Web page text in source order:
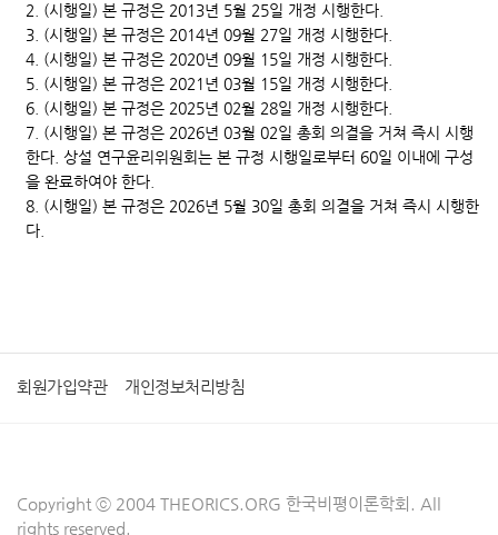
2. (시행일) 본 규정은 2013년 5월 25일 개정 시행한다.
3. (시행일) 본 규정은 2014년 09월 27일 개정 시행한다.
4. (시행일) 본 규정은 2020년 09월 15일 개정 시행한다.
5. (시행일) 본 규정은 2021년 03월 15일 개정 시행한다.
6. (시행일) 본 규정은 2025년 02월 28일 개정 시행한다.
7. (시행일) 본 규정은 2026년 03월 02일 총회 의결을 거쳐 즉시 시행
한다. 상설 연구윤리위원회는 본 규정 시행일로부터 60일 이내에 구성
을 완료하여야 한다.
8. (시행일) 본 규정은 2026년 5월 30일 총회 의결을 거쳐 즉시 시행한
다.
회원가입약관 개인정보처리방침
Copyright ⓒ 2004 THEORICS.ORG 한국비평이론학회. All
rights reserved.